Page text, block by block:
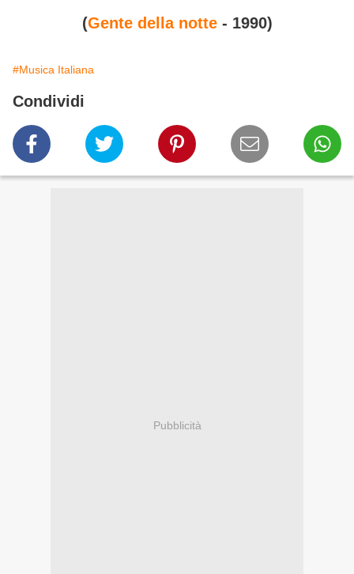
(Gente della notte- 1990)
#Musica Italiana
Condividi
Pubblicità